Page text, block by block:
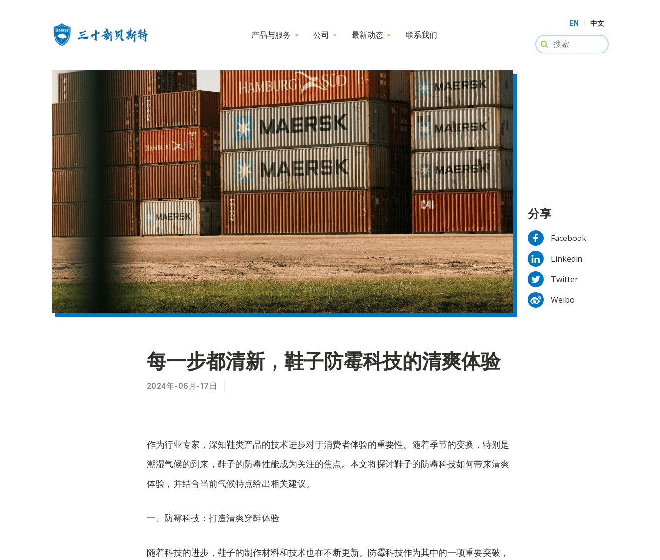
产品与服务 公司 最新动态 联系我们
EN 中文
分享
Facebook
Linkedin
Twitter
Weibo
每一步都清新，鞋子防霉科技的清爽体验
2024年-06月-17日
作为行业专家，深知鞋类产品的技术进步对于消费者体验的重要性。随着季节的变换，特别是
潮湿气候的到来，鞋子的防霉性能成为关注的焦点。本文将探讨鞋子的防霉科技如何带来清爽
体验，并结合当前气候特点给出相关建议。
一、防霉科技：打造清爽穿鞋体验
随着科技的进步，鞋子的制作材料和技术也在不断更新。防霉科技作为其中的一项重要突破，